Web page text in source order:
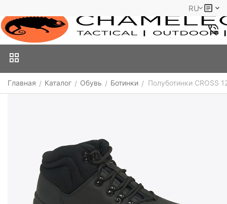
RU
Главная / Каталог / Обувь / Ботинки / Полуботинки CROSS